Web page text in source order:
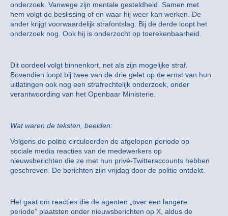
onderzoek. Vanwege zijn mentale gesteldheid. Samen met
hem volgt de beslissing of en waar hij weer kan werken. De
ander krijgt voorwaardelijk strafontslag. Bij de derde loopt het
onderzoek nog. Ook hij is onderzocht op toerekenbaarheid.
Dit oordeel volgt binnenkort, net als zijn mogelijke straf.
Bovendien loopt bij twee van de drie gelet op de ernst van hun
uitlatingen ook nog een strafrechtelijk onderzoek, onder
verantwoording van het Openbaar Ministerie.
Wat waren de teksten, beelden:
Volgens de politie circuleerden de afgelopen periode op
sociale media reacties van de medewerkers op
nieuwsberichten die ze met hun privé-Twitteraccounts hebben
geschreven. De berichten zijn vrijdag door de politie ontdekt.
Het gaat om reacties die de agenten „over een langere
periode” plaatsten onder nieuwsberichten op X, aldus de